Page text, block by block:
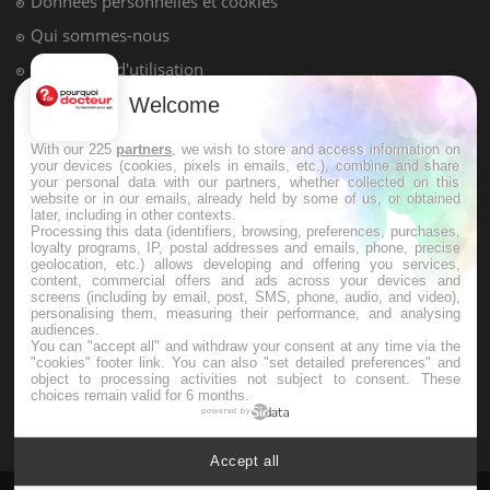
Drépanocytose : une déformation des
globules rouges aux conséquences
graves
Maladie de Charcot (Sclérose latérale
amyotrophique)
Welcome
With our 225 partners , we wish to store and access information on
your devices (cookies, pixels in emails, etc.), combine and share
your personal data with our partners, whether collected on this
website or in our emails, already held by some of us, or obtained
later, including in other contexts.
Processing this data (identifiers, browsing, preferences, purchases,
loyalty programs, IP, postal addresses and emails, phone, precise
geolocation, etc.) allows developing and offering you services,
content, commercial offers and ads across your devices and
screens (including by email, post, SMS, phone, audio, and video),
personalising them, measuring their performance, and analysing
audiences.
You can "accept all" and withdraw your consent at any time via the
"cookies" footer link . You can also "set detailed preferences" and
object to processing activities not subject to consent. These
choices remain valid for 6 months.
powered by
Accept all